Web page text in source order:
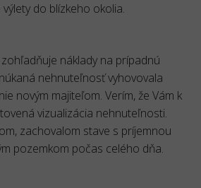
do blízkeho okolia.
náklady na prípadnú
nehnuteľnosť vyhovovala
novým majiteľom. Verím, že Vám k
vizualizácia nehnuteľnosti.
zachovalom stave s príjemnou
pozemkom počas celého dňa.